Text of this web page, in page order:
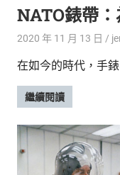
NATO錶帶：
2020 年 11 月 13 日
在如今的時代，手
繼續閱讀